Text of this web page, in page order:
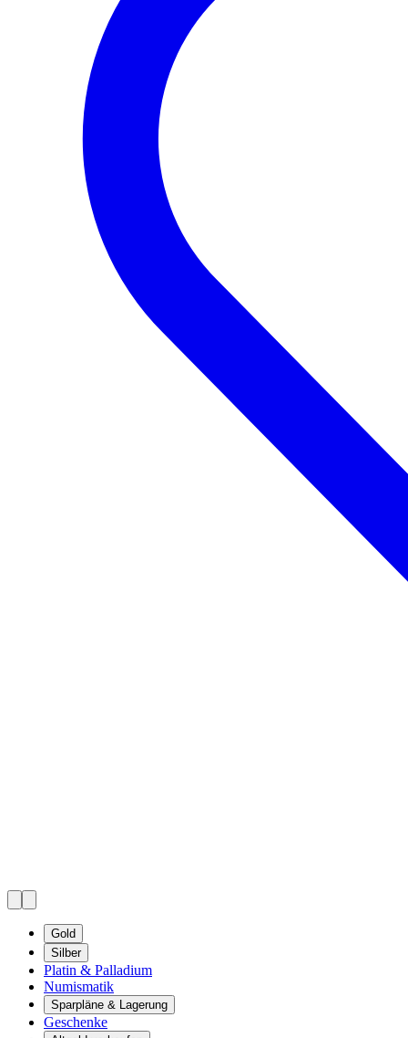
Gold
Silber
Platin & Palladium
Numismatik
Sparpläne & Lagerung
Geschenke